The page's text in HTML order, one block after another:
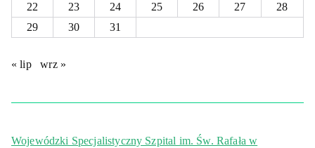
22
23 24 25 26 27
28
29
30 31
« lip wrz »
Wojewódzki Specjalistyczny Szpital im. Św. Rafała w